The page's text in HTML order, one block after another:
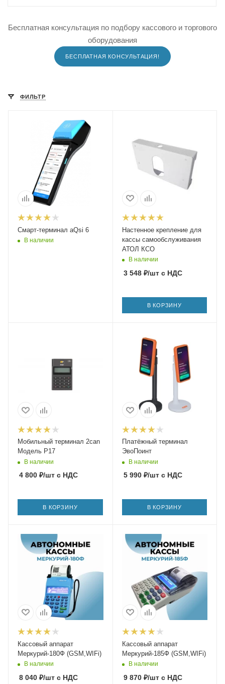
Бесплатная консультация по подбору кассового и торгового
оборудования
БЕСПЛАТНАЯ КОНСУЛЬТАЦИЯ!
ФИЛЬТР
Смарт-терминал aQsi 6
В наличии
Настенное крепление для
кассы самообслуживания
АТОЛ КСО
В наличии
3 548₽/штс НДС
В КОРЗИНУ
Мобильный терминал 2can
Модель P17
В наличии
4 800 ₽/шт с НДС
В КОРЗИНУ
Платёжный терминал
ЭвоПоинт
В наличии
5 990₽/штс НДС
В КОРЗИНУ
Кассовый аппарат
Меркурий-180Ф (GSM,WIFi)
В наличии
8 040 ₽/шт с НДС
Кассовый аппарат
Меркурий-185Ф (GSM,WIFi)
В наличии
9 870₽/штс НДС